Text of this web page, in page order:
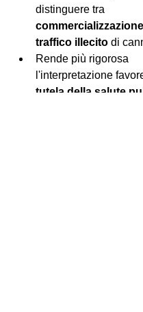
traffico illecito di
Rende più rigorosa
tutela della salute